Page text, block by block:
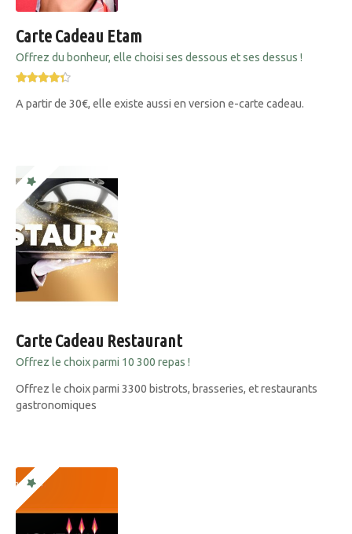
Carte Cadeau Etam
Offrez du bonheur, elle choisi ses dessous et ses dessus !
A partir de 30€, elle existe aussi en version e-carte cadeau.
Carte Cadeau Restaurant
Offrez le choix parmi 10 300 repas !
Offrez le choix parmi 3300 bistrots, brasseries, et restaurants
gastronomiques